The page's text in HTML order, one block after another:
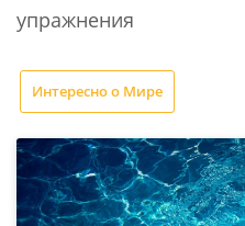
упражнения
Интересно о Мире